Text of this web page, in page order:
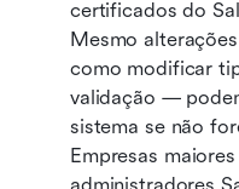
certificados do
Mesmo
como modificar
validação —
sistema se não
Empresas